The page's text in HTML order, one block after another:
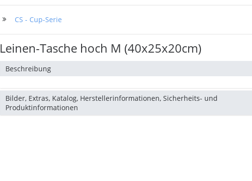
CS - Cup-Serie
Leinen-Tasche hoch M (40x25x20cm)
Beschreibung
Bilder, Extras, Katalog, Herstellerinformationen, Sicherheits- und
Produktinformationen